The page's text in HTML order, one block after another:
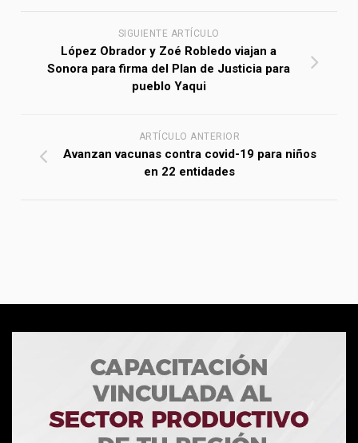
SIGUIENTE ARTÍCULO
López Obrador y Zoé Robledo viajan a
Sonora para firma del Plan de Justicia para
pueblo Yaqui
ARTÍCULO ANTERIOR
Avanzan vacunas contra covid-19 para niños
en 22 entidades